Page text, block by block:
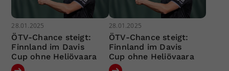
28.01.2025
ÖTV-Chance steigt:
Finnland im Davis
Cup ohne Heliövaara
28.01.2025
ÖTV-Chance steigt:
Finnland im Davis
Cup ohne Heliövaara